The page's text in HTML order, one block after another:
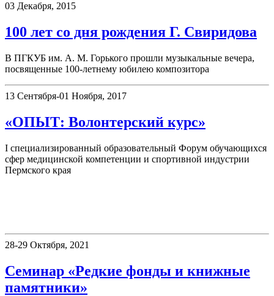
03 Декабря, 2015
100 лет со дня рождения Г. Свиридова
В ПГКУБ им. А. М. Горького прошли музыкальные вечера,
посвященные 100-летнему юбилею композитора
13 Сентября-01 Ноября, 2017
«ОПЫТ: Волонтерский курс»
I специализированный образовательный Форум обучающихся
сфер медицинской компетенции и спортивной индустрии
Пермского края
28-29 Октября, 2021
Семинар «Редкие фонды и книжные
памятники»